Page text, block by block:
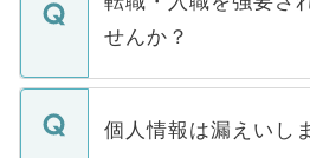
い。
けない「非公開求人」
下記の理由によって、
ません。
■応募殺到を避けるた
せんか？
転職・入職を強要する
ん。また、仮に応募先
個人情報は漏えいし